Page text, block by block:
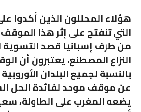
هؤلاء المحللون الذين أكدوا
التي تنفتح على إثر هذا
من طرف إسبانيا قصد التسوية
النزاع المصطنع، يعتبرون أن
بالنسبة لجميع البلدان
عن موقف موحد لفائدة الحل
يضعه المغرب على الطاولة،